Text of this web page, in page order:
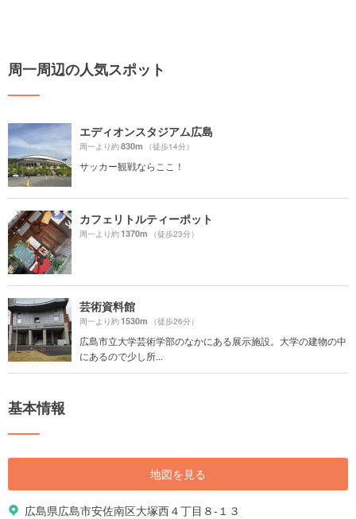
周一周辺の人気スポット
エディオンスタジアム広島
周一より約830m （徒歩14分）
サッカー観戦ならここ！
カフェリトルティーポット
周一より約1370m （徒歩23分）
芸術資料館
周一より約1530m （徒歩26分）
広島市立大学芸術学部のなかにある展示施設。大学の建物の中
にあるので少し所...
基本情報
地図を見る
広島県広島市安佐南区大塚西４丁目８-１３